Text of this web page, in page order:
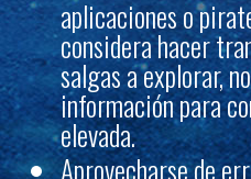
aplicaciones o
considera hacer
salgas a explorar,
información para
elevada.
Aprovecharse de